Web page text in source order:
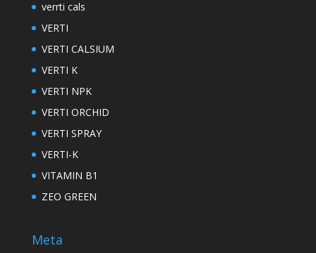
verrti cals
VERTI
VERTI CALSIUM
VERTI K
VERTI NPK
VERTI ORCHID
VERTI SPRAY
VERTI-K
VITAMIN B1
ZEO GREEN
Meta